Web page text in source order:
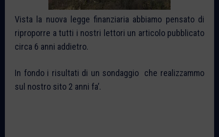
Vista la nuova legge finanziaria abbiamo pensato di
riproporre a tutti i nostri lettori un articolo pubblicato
circa 6 anni addietro.
In fondo i risultati di un sondaggio che realizzammo
sul nostro sito 2 anni fa’.